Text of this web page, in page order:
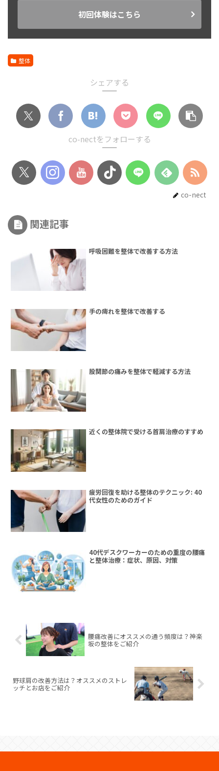
初回体験はこちら
整体
シェアする
co-nectをフォローする
co-nect
関連記事
呼吸困難を整体で改善する方法
手の痺れを整体で改善する
股関節の痛みを整体で軽減する方法
近くの整体院で受ける首肩治療のすすめ
疲労回復を助ける整体のテクニック: 40
代女性のためのガイド
40代デスクワーカーのための重度の腰痛
と整体治療：症状、原因、対策
腰痛改善にオススメの通う頻度は？神楽
坂の整体をご紹介
野球肩の改善方法は？オススメのストレ
ッチとお店をご紹介